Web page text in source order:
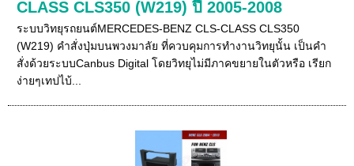
CLASS CLS350 (W219) ปี 2005-2008
ระบบวิทยุรถยนต์MERCEDES-BENZ CLS-CLASS CLS350
(W219) คำสั่งปุ่มบนพวงมาลัย ที่ควบคุมการทำงานวิทยุนั้น เป็นคำ
สั่งด้วยระบบCanbus Digital โดยวิทยุไม่มีภาคขยายในตัวหรือ เรียก
ง่ายๆเทปไบ้...